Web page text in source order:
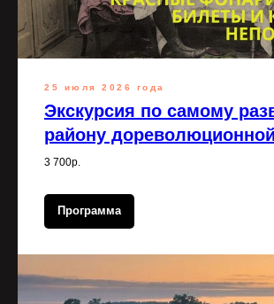
25 июля 2026 года
Экскурсия по самому
району
3 700р.
Программа